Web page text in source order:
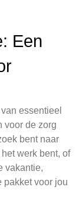
Een
essentieel
voor de zorg
bent naar
werk bent, of
vakantie,
pakket voor jou